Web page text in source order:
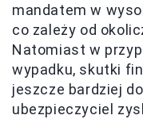
mandatem w
co zależy od
Natomiast w
wypadku, skutki
jeszcze bardziej
ubezpieczyciel